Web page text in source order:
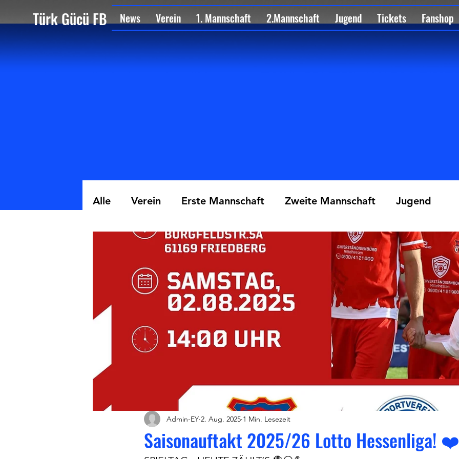
Türk Gücü FB News Verein 1. Mannschaft 2.Mannschaft Jugend Tickets Fanshop
Alle Verein Erste Mannschaft Zweite Mannschaft Jugend
Saisonauftakt 2025/26 Lotto Hessenliga!
Admin-EY 2. Aug. 2025 1 Min. Lesezeit